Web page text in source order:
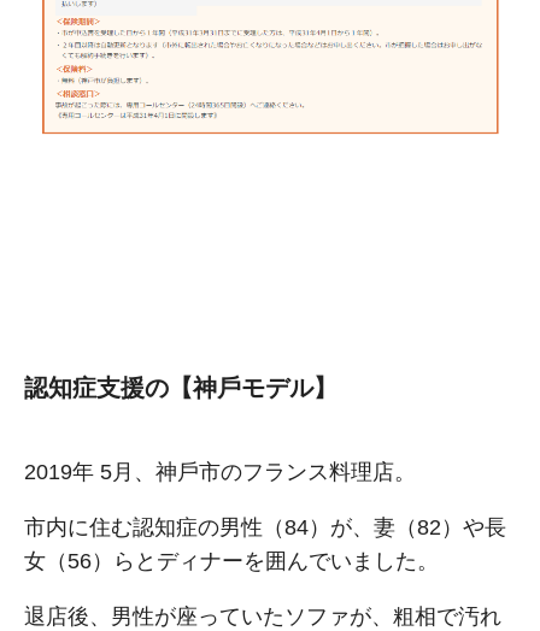
認知症⽀援の【神⼾モデル】
2019年 5⽉、神⼾市のフランス料理店。
市内に住む認知症の男性（84）が、妻（82）や⻑
⼥（56）らとディナーを囲んでいました。
退店後、男性が座っていたソファが、粗相で汚れ